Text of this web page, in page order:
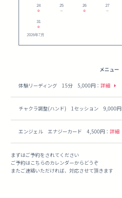
24
○
25
－
26
○
27
－
31
○
2026年7月
メニュー
体験リーディング 15分 5,000円 ：詳細
チャクラ調整(ハンド) 1セッション 9,000円
エンジェル エナジーカード 4,500円 ：詳細
まずはご予約をされてください
ご予約はこちらのカレンダーからどうぞ
またご連絡いただければ、対応させて頂きます